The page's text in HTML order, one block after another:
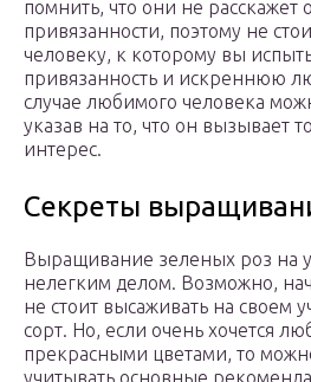
помнить, что они не расскажет
привязанности, поэтому не
человеку, к которому вы
привязанность и искреннюю
случае любимого человека
указав на то, что он вызывает
интерес.
Секреты
Выращивание зеленых роз на
нелегким делом. Возможно,
не стоит высаживать на своем
сорт. Но, если очень хочется
прекрасными цветами, то
учитывать основные